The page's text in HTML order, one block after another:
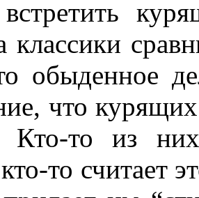
встретить
классики
обыденное
что
Кто-то из
то считает